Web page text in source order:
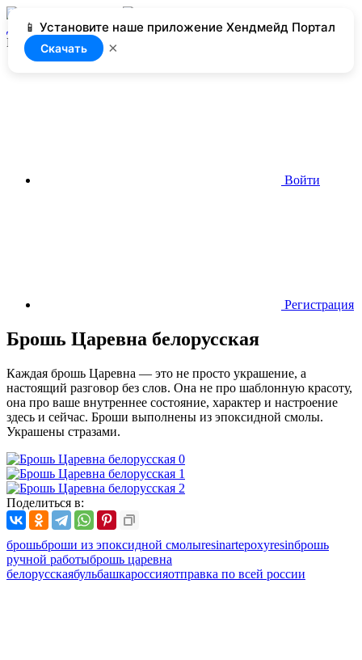
📱 Установите наше приложение Хендмейд Портал
Скачать ×
Добавить
Нет доступа
Войти
Регистрация
Брошь Царевна белорусская
Каждая брошь Царевна — это не просто украшение, а
настоящий разговор без слов. Она не про шаблонную красоту,
она про ваше внутреннее состояние, характер и настроение
здесь и сейчас. Броши выполнены из эпоксидной смолы.
Украшены стразами.
Поделиться в:
брошьброши из эпоксидной смолыresinartepoxyresinброшь
ручной работыброшь царевна
белорусскаябульбашкароссияотправка по всей россии